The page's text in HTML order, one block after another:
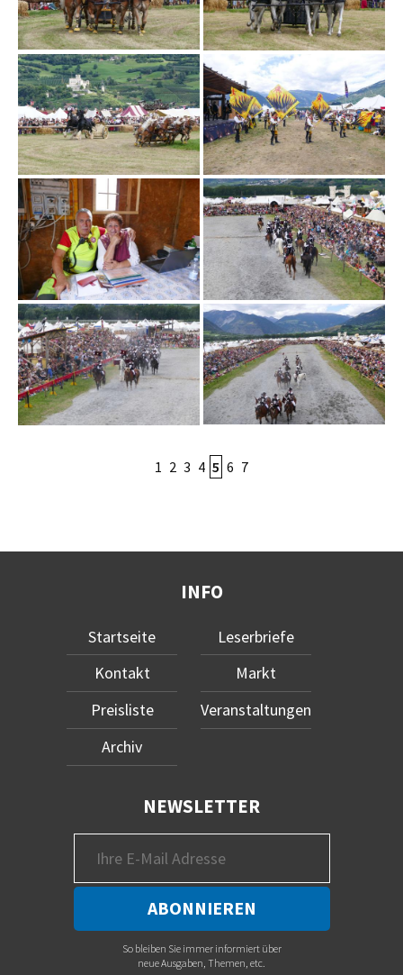
1 2 3 4 5 6 7
INFO
Startseite
Kontakt
Preisliste
Archiv
Leserbriefe
Markt
Veranstaltungen
NEWSLETTER
So bleiben Sie immer informiert über
neue Ausgaben, Themen, etc.